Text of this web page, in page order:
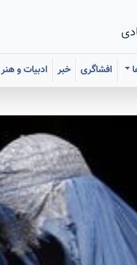
افشاگری خبر ادبیات و هنر